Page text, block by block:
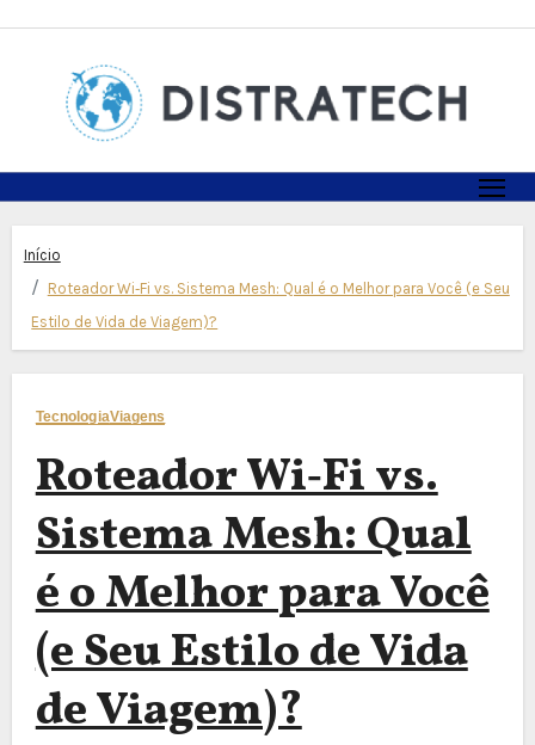
Início
Roteador Wi‑Fi vs. Sistema Mesh: Qual é o Melhor para Você (e Seu
Estilo de Vida de Viagem)?
TecnologiaViagens
Roteador Wi‑Fi vs.
Sistema Mesh: Qual
é o Melhor para Você
(e Seu Estilo de Vida
de Viagem)?